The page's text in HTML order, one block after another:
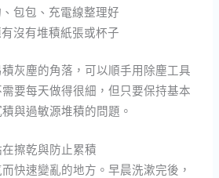
包包、充電線整理好
沒有堆積紙張或杯子
灰塵的角落，可以順手用除塵工具
要每天做得很細，但只要保持基本
與過敏源堆積的問題。
擦乾與防止累積
快速變亂的地方。早晨洗漱完後，